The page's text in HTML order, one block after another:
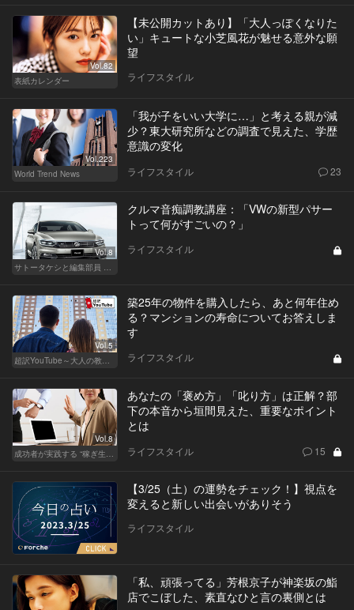
Vol.82
表紙カレンダー
【未公開カットあり】「大人っぽくなりた
い」キュートな小芝風花が魅せる意外な願
望
ライフスタイル
Vol.223
World Trend News
「我が子をいい大学に…」と考える親が減
少？東大研究所などの調査で見えた、学歴
意識の変化
ライフスタイル 23
Vol.8
クルマ音痴調教講座：「VWの新型パサー
トって何がすごいの？」
ライフスタイル
Vol.5
築25年の物件を購入したら、あと何年住め
る？マンションの寿命についてお答えしま
す
ライフスタイル
Vol.8
あなたの「褒め方」「叱り方」は正解？部
下の本音から垣間見えた、重要なポイント
とは
ライフスタイル 15
【3/25（土）の運勢をチェック！】視点を
変えると新しい出会いがありそう
ライフスタイル
「私、頑張ってる」芳根京子が神楽坂の鮨
店でこぼした、素直なひと言の裏側とは